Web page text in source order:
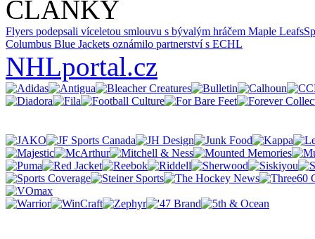
ČLÁNKY
Flyers podepsali víceletou smlouvu s bývalým hráčem Maple Leafs
Columbus Blue Jackets oznámilo partnerství s ECHL
NHLportal.cz